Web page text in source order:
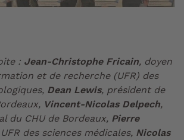
: Jean-Christophe Fricain, doyen
et de recherche (UFR) des
Dean Lewis, président de
Vincent-Nicolas Delpech,
du CHU de Bordeaux, Pierre
des sciences médicales, Nicolas